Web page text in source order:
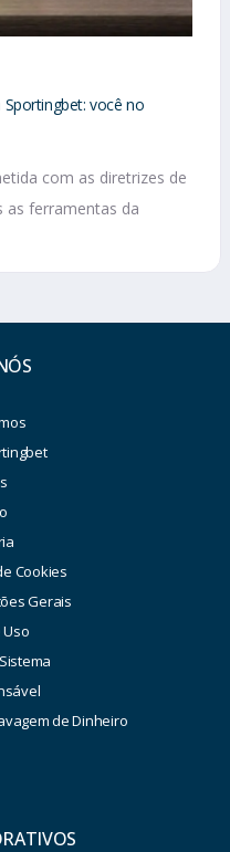
Sportingbet: você no
com as diretrizes de
as ferramentas da
Cookies
Gerais
Uso
de Dinheiro